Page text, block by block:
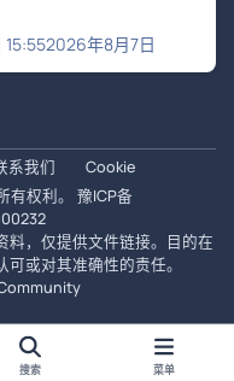
2026年8月7日
系我们
Cookie
有权利。 豫ICP备
料，仅提供文件链接。目的在
或对其准确性的责任。
搜索 菜单